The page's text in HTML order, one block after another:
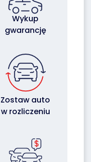
Wykup
gwarancję
Zostaw auto
w rozliczeniu